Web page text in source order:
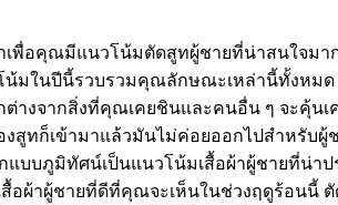
อคุณมีแนวโน้มตัดสูทผู้ชายที่น่าสนใจมา
มในปีนี้รวบรวมคุณลักษณะเหล่านี้ทั้งหม
จากสิ่งที่คุณเคยชินและคนอื่น ๆ จะคุ้นเ
ทก็เข้ามาแล้วมันไม่ค่อยออกไปสำหรับ
บบภูมิทัศน์เป็นแนวโน้มเสื้อผ้าผู้ชายที่น่
าผู้ชายที่ดีที่คุณจะเห็นในช่วงฤดูร้อนนี้